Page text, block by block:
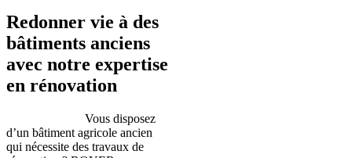
Redonner vie à des
bâtiments anciens
avec notre expertise
en rénovation
Vous disposez
d’un bâtiment agricole ancien
qui nécessite des travaux de